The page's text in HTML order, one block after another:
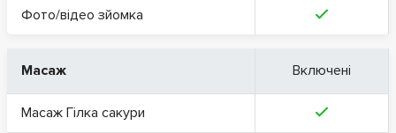
Фото/відео зйомка
Масаж Включені
Масаж Гілка сакури